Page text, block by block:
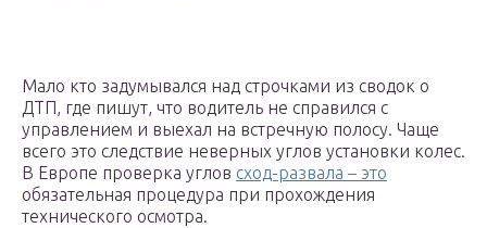
Мало кто задумывался над строчками из сводок о
ДТП, где пишут, что водитель не справился с
управлением и выехал на встречную полосу. Чаще
всего это следствие неверных углов установки колес.
В Европе проверка углов сход-развала – это
обязательная процедура при прохождения
технического осмотра.